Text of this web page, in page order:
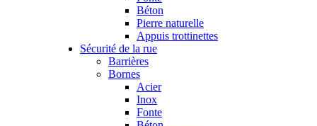
Béton
Pierre naturelle
Appuis trottinettes
Sécurité de la rue
Barrières
Bornes
Acier
Inox
Fonte